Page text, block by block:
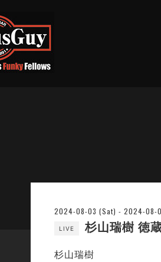
2024-08-03 (Sat) - 2024-08-
LIVE 杉山瑞樹 徳
杉山瑞樹